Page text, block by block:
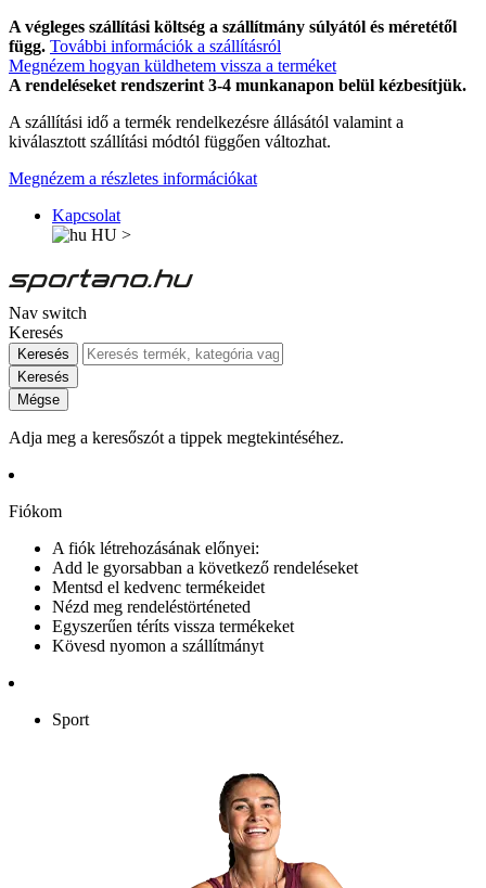
A végleges szállítási költség a szállítmány súlyától és méretétől
függ. További információk a szállításról
Megnézem hogyan küldhetem vissza a terméket
A rendeléseket rendszerint 3-4 munkanapon belül kézbesítjük.
A szállítási idő a termék rendelkezésre állásától valamint a
kiválasztott szállítási módtól függően változhat.
Megnézem a részletes információkat
Kapcsolat
HU >
Nav switch
Keresés
Keresés
Keresés
Mégse
Adja meg a keresőszót a tippek megtekintéséhez.
Fiókom
A fiók létrehozásának előnyei:
Add le gyorsabban a következő rendeléseket
Mentsd el kedvenc termékeidet
Nézd meg rendeléstörténeted
Egyszerűen téríts vissza termékeket
Kövesd nyomon a szállítmányt
Sport